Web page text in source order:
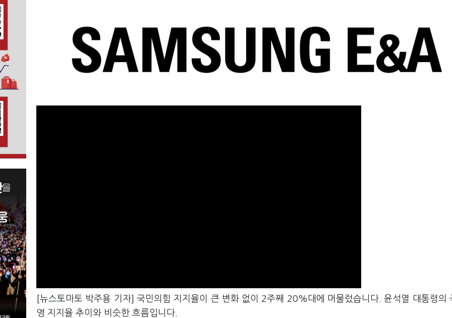
[뉴스토마토 박주용 기자] 국민의힘 지지율이 큰 변화 없이 2주째 20%대에 머물렀습니다. 윤석열 대통령의
영 지지율 추이와 비슷한 흐름입니다.